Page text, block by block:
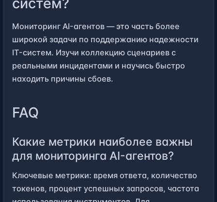
Мониторинг AI-агентов — это часть более
широкой задачи по поддержанию надежности
IT-систем. Изучи коллекцию сценариевс
реальными инцидентами и научись быстро
находить причины сбоев.
FAQ
Какие метрики наиболее важны
для мониторинга AI-агентов?
Ключевые метрики: время ответа, количество
токенов, процент успешных запросов, частота